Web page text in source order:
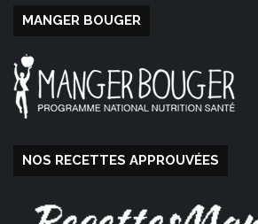
MANGER BOUGER
NOS RECETTES APPROUVÉES